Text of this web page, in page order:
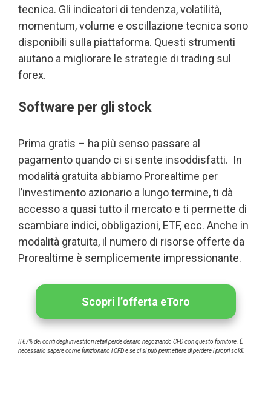
tecnica. Gli indicatori di tendenza, volatilità,
momentum, volume e oscillazione tecnica sono
disponibili sulla piattaforma. Questi strumenti
aiutano a migliorare le strategie di trading sul
forex.
Software per gli stock
Prima gratis – ha più senso passare al
pagamento quando ci si sente insoddisfatti. In
modalità gratuita abbiamo Prorealtime per
l’investimento azionario a lungo termine, ti dà
accesso a quasi tutto il mercato e ti permette di
scambiare indici, obbligazioni, ETF, ecc. Anche in
modalità gratuita, il numero di risorse offerte da
Prorealtime è semplicemente impressionante.
Scopri l’offerta eToro
Il 67% dei conti degli investitori retail perde denaro negoziando CFD con questo fornitore. È
necessario sapere come funzionano i CFD e se ci si può permettere di perdere i propri soldi.